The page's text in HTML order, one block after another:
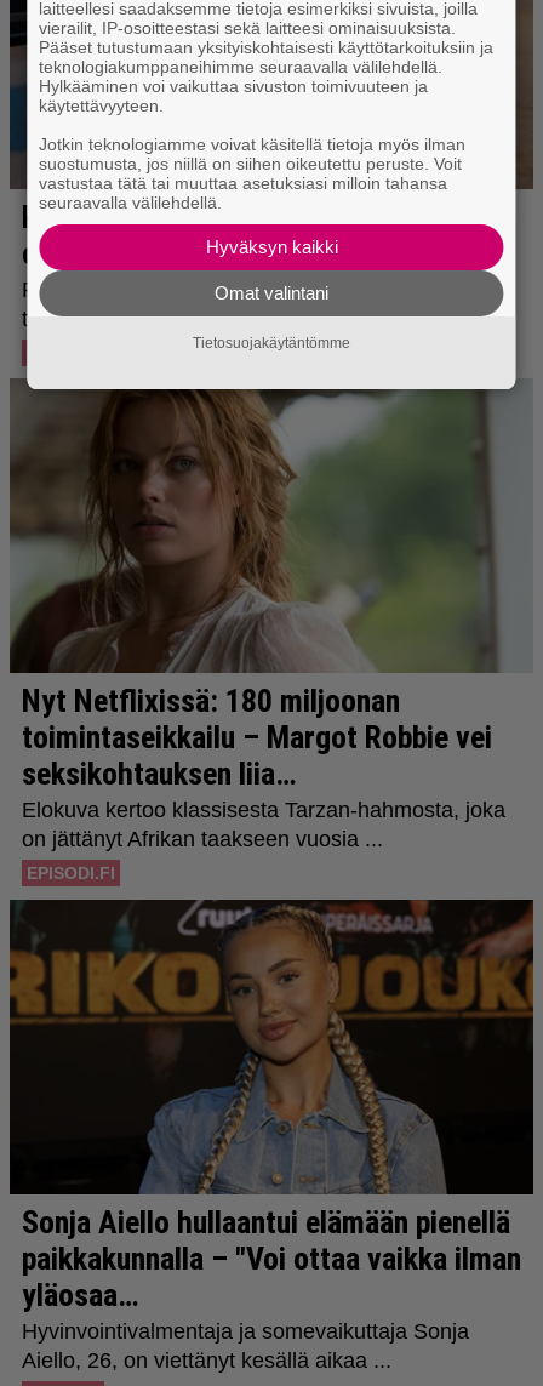
laitteellesi saadaksemme tietoja esimerkiksi sivuista, joilla
vierailit, IP-osoitteestasi sekä laitteesi ominaisuuksista.
Pääset tutustumaan yksityiskohtaisesti käyttötarkoituksiin ja
teknologiakumppaneihimme seuraavalla välilehdellä.
Hylkääminen voi vaikuttaa sivuston toimivuuteen ja
käytettävyyteen.
Jotkin teknologiamme voivat käsitellä tietoja myös ilman
suostumusta, jos niillä on siihen oikeutettu peruste. Voit
vastustaa tätä tai muuttaa asetuksiasi milloin tahansa
seuraavalla välilehdellä.
Hyväksyn kaikki
Omat valintani
Tietosuojakäytäntömme